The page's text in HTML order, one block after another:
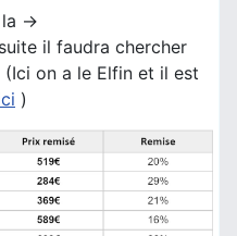
->
il faudra chercher
on a le Elfin et il est
)